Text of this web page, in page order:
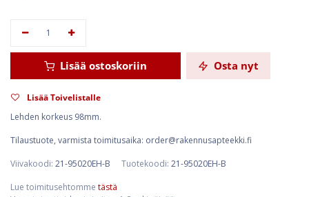
Lisää ostoskoriin Osta nyt
Lisää Toivelistalle
Lehden korkeus 98mm.
Tilaustuote, varmista toimitusaika: order@rakennusapteekki.fi
Viivakoodi: 21-95020EH-B Tuotekoodi: 21-95020EH-B
Lue toimitusehtomme tästä